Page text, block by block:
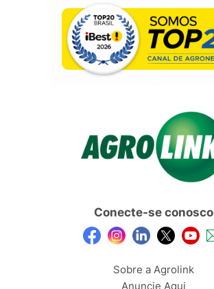
Conecte-se conosco
Sobre a Agrolink
Anuncie Aqui